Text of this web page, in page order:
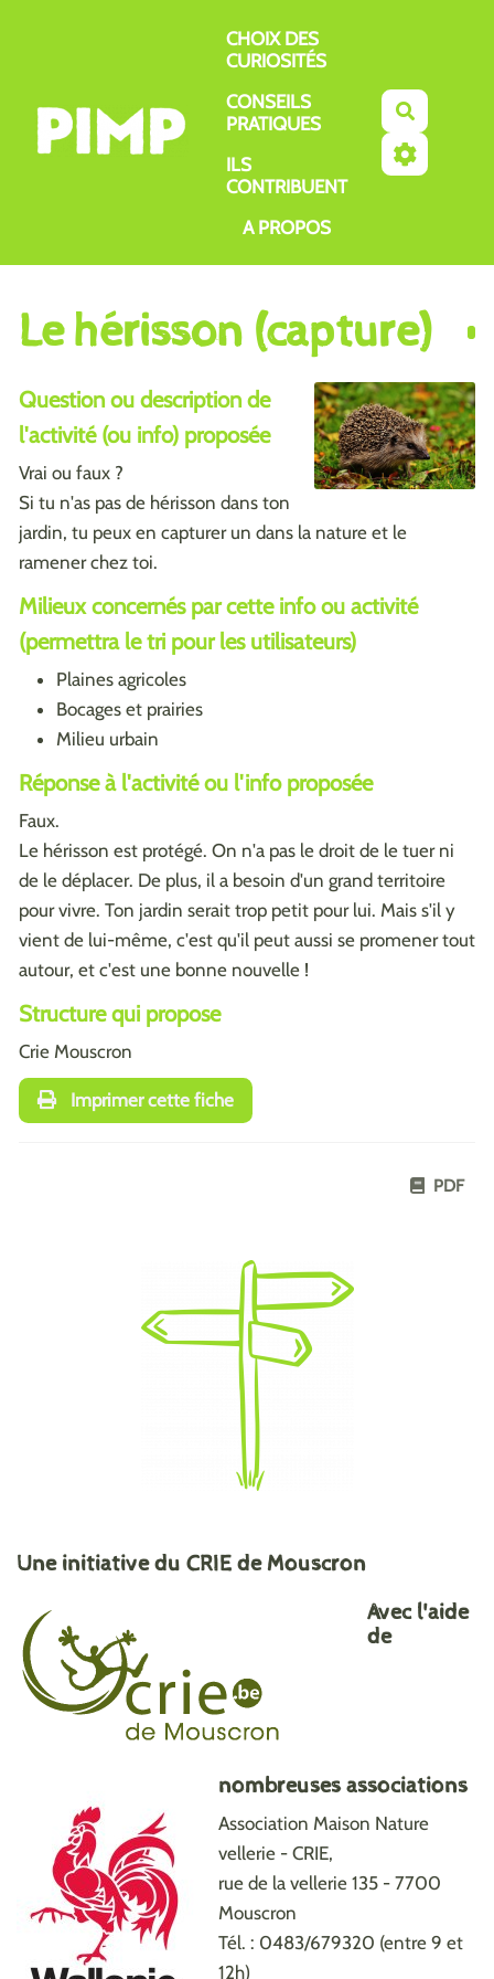
CHOIX DES
CURIOSITÉS
CONSEILS
PRATIQUES
ILS
CONTRIBUENT
A PROPOS
Le hérisson (capture)
Question ou description de
l'activité (ou info) proposée
Vrai ou faux ?
Si tu n'as pas de hérisson dans ton
jardin, tu peux en capturer un dans la nature et le
ramener chez toi.
Milieux concernés par cette info ou activité
(permettra le tri pour les utilisateurs)
Plaines agricoles
Bocages et prairies
Milieu urbain
Réponse à l'activité ou l'info proposée
Faux.
Le hérisson est protégé. On n'a pas le droit de le tuer ni
de le déplacer. De plus, il a besoin d'un grand territoire
pour vivre. Ton jardin serait trop petit pour lui. Mais s'il y
vient de lui-même, c'est qu'il peut aussi se promener tout
autour, et c'est une bonne nouvelle !
Structure qui propose
Crie Mouscron
Imprimer cette fiche
PDF
Une initiative du CRIE de Mouscron
Avec l'aide
de
nombreuses associations
Association Maison Nature
vellerie - CRIE,
rue de la vellerie 135 - 7700
Mouscron
Tél. : 0483/679320 (entre 9 et
12h)